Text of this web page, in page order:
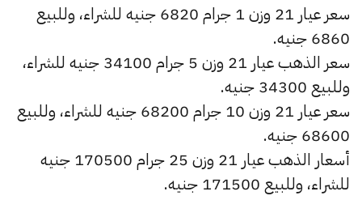
سعر عيار 21 وزن 1 جرام 6820 جنيه للشراء، وللبيع
6860 جنيه.
سعر الذهب عيار 21 وزن 5 جرام 34100 جنيه للشراء،
وللبيع 34300 جنيه.
سعر عيار 21 وزن 10 جرام 68200 جنيه للشراء، وللبيع
68600 جنيه.
أسعار الذهب عيار 21 وزن 25 جرام 170500 جنيه
للشراء، وللبيع 171500 جنيه.